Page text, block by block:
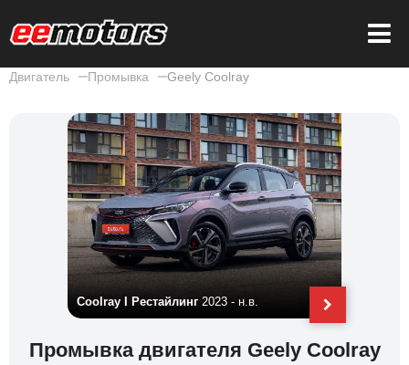
Двигатель Промывка Geely Coolray
Coolray I Рестайлинг 2023 - н.в.
Промывка двигателя Geely Coolray